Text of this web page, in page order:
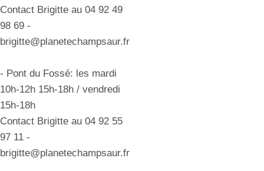
Contact Brigitte au 04 92 49
98 69 -
brigitte@planetechampsaur.fr
- Pont du Fossé: les mardi
10h-12h 15h-18h / vendredi
15h-18h
Contact Brigitte au 04 92 55
97 11 -
brigitte@planetechampsaur.fr